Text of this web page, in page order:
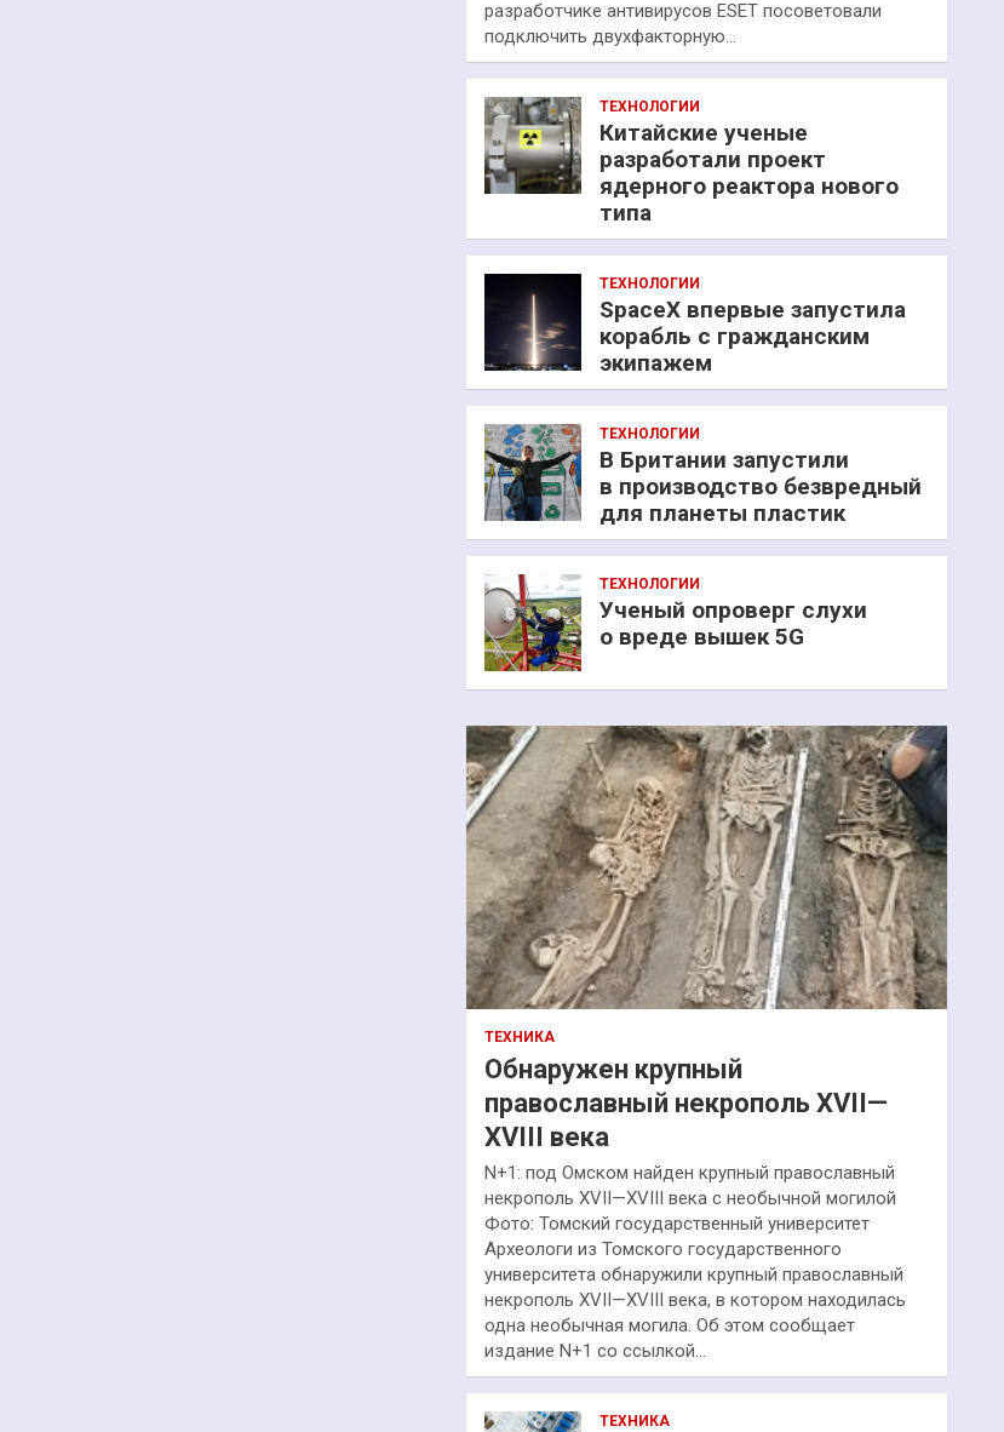
разработчике антивирусов ESET посоветовали
подключить двухфакторную…
ТЕХНОЛОГИИ
Китайские ученые
разработали проект
ядерного реактора нового
типа
ТЕХНОЛОГИИ
SpaceX впервые запустила
корабль с гражданским
экипажем
ТЕХНОЛОГИИ
В Британии запустили
в производство безвредный
для планеты пластик
ТЕХНОЛОГИИ
Ученый опроверг слухи
о вреде вышек 5G
ТЕХНИКА
Обнаружен крупный
православный некрополь XVII—
XVIII века
N+1: под Омском найден крупный православный
некрополь XVII—XVIII века с необычной могилой
Фото: Томский государственный университет
Археологи из Томского государственного
университета обнаружили крупный православный
некрополь XVII—XVIII века, в котором находилась
одна необычная могила. Об этом сообщает
издание N+1 со ссылкой…
ТЕХНИКА